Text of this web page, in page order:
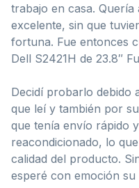
trabajo en casa.
excelente, sin que
fortuna. Fue entonces
Dell S2421H de 23.8″
Decidí probarlo debido
que leí y también por
que tenía envío rápido
reacondicionado, lo
calidad del producto.
esperé con emoción su